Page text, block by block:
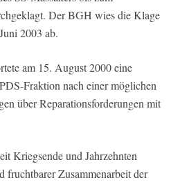
Der BGH wies die Klage
2003 ab.
am 15. August 2000 eine
Fraktion nach einer möglichen
über Reparationsforderungen mit
Kriegsende und Jahrzehnten
fruchtbarer Zusammenarbeit der